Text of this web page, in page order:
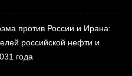
против России и Ирана:
российской нефти и
года